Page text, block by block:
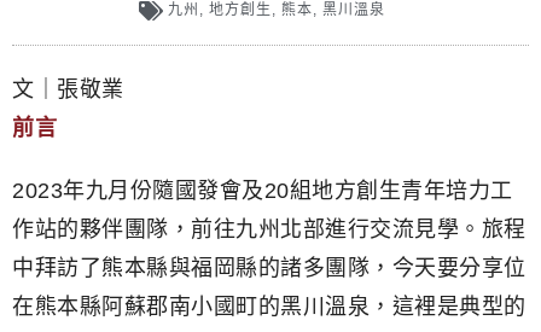
九州 , 地方創生 , 熊本, 黑川溫泉
文｜張敬業
前言
2023年九月份隨國發會及20組地方創生青年培力工
作站的夥伴團隊，前往九州北部進行交流見學。旅程
中拜訪了熊本縣與福岡縣的諸多團隊，今天要分享位
在熊本縣阿蘇郡南小國町的黑川溫泉，這裡是典型的